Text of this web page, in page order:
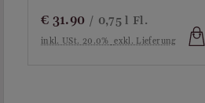
€ 31.90 / 0,75 l Fl.
inkl. USt. 20.0% exkl. Lieferung